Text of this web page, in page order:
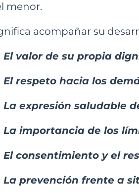
menor.
acompañar su
El valor de su propia
El respeto hacia los
La expresión saludable
La importancia de los
El consentimiento y el
La prevención frente a